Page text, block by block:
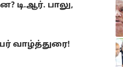
டி.ஆர். பாலு,
வாழ்த்துரை!